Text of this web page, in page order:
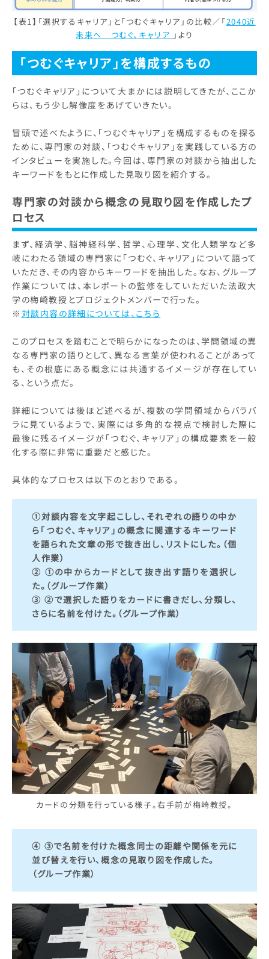
【表1】「選択するキャリア」と「つむぐキャリア」の比較／「2040近
未来へ つむぐ、キャリア 」より
「つむぐキャリア」を構成するもの
「つむぐキャリア」について大まかには説明してきたが、ここか
らは、もう少し解像度をあげていきたい。
冒頭で述べたように、「つむぐキャリア」を構成するものを探る
ために、専門家の対談、「つむぐキャリア」を実践している方の
インタビューを実施した。今回は、専門家の対談から抽出した
キーワードをもとに作成した見取り図を紹介する。
専門家の対談から概念の見取り図を作成したプ
ロセス
まず、経済学、脳神経科学、哲学、心理学、文化人類学など多
岐にわたる領域の専門家に「つむぐ、キャリア」について語って
いただき、その内容からキーワードを抽出した。なお、グループ
作業については、本レポートの監修をしていただいた法政大
学の梅崎教授とプロジェクトメンバーで行った。
※ 対談内容の詳細については、こちら
このプロセスを踏むことで明らかになったのは、学問領域の異
なる専門家の語りとして、異なる言葉が使われることがあって
も、その根底にある概念には共通するイメージが存在してい
る、という点だ。
詳細については後ほど述べるが、複数の学問領域からバラバ
ラに見ているようで、実際には多角的な視点で検討した際に
最後に残るイメージが「つむぐ、キャリア」の構成要素を一般
化する際に非常に重要だと感じた。
具体的なプロセスは以下のとおりである。
①対談内容を文字起こしし、それぞれの語りの中か
ら「つむぐ、キャリア」の概念に関連するキーワード
を語られた文章の形で抜き出し、リストにした。（個
人作業）
② ①の中からカードとして抜き出す語りを選択し
た。（グループ作業）
③ ②で選択した語りをカードに書きだし、分類し、
さらに名前を付けた。（グループ作業）
カードの分類を行っている様子。右手前が梅崎教授。
④ ③で名前を付けた概念同士の距離や関係を元に
並び替えを行い、概念の見取り図を作成した。
（グループ作業）